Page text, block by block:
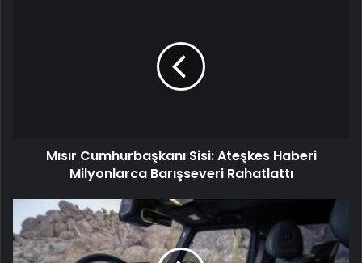
Mısır Cumhurbaşkanı Sisi: Ateşkes Haberi
Milyonlarca Barışseveri Rahatlattı